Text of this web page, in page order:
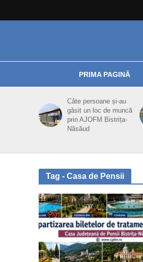
PRIMA PAGINĂ
Câte persoane și-au
găsit un loc de muncă
prin AJOFM Bistrița-
Năsăud
Tag - Casa de Pensii